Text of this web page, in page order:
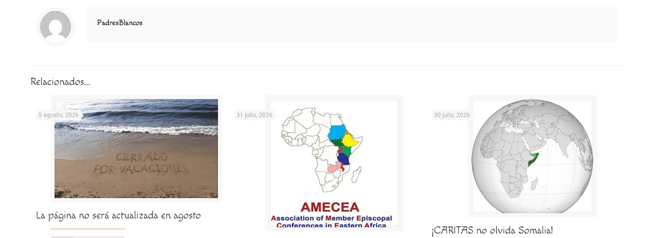
Notice
: Trying to access array offset on value of type null in
/home/misioner/public_html/padresblancos/themes/betheme/includes/content-single.php
on line
286
PadresBlancos
Relacionados...
5 agosto, 2026
La página no será actualizada en agosto
31 julio, 2026 30 julio, 2026
¡CARITAS no olvida Somalia!